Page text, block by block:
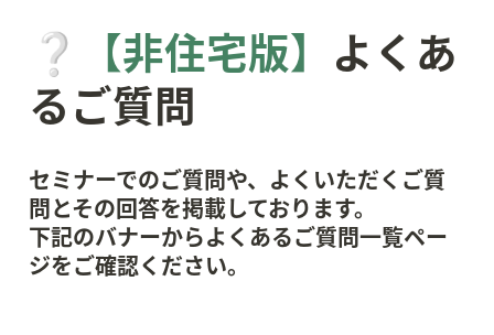
❔ 【非住宅版】 よくあ
るご質問
セミナーでのご質問や、よくいただくご質
問とその回答を掲載しております。
下記のバナーからよくあるご質問一覧ペー
ジをご確認ください。